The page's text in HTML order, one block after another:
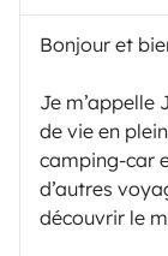
Bonjour et
Je m’appelle
de vie en
camping-car
d’autres
découvrir le